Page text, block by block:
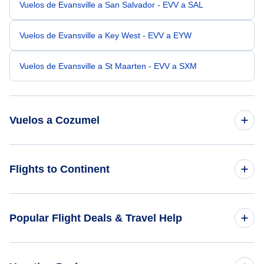
Vuelos de Evansville a San Salvador - EVV a SAL
Vuelos de Evansville a Key West - EVV a EYW
Vuelos de Evansville a St Maarten - EVV a SXM
Vuelos a Cozumel
Vuelos de Eugene a Cozumel - EUG a CZM
Flights to Continent
Popular Flight Deals & Travel Help